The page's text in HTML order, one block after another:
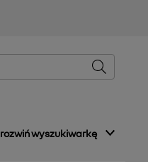
rozwiń wyszukiwarkę